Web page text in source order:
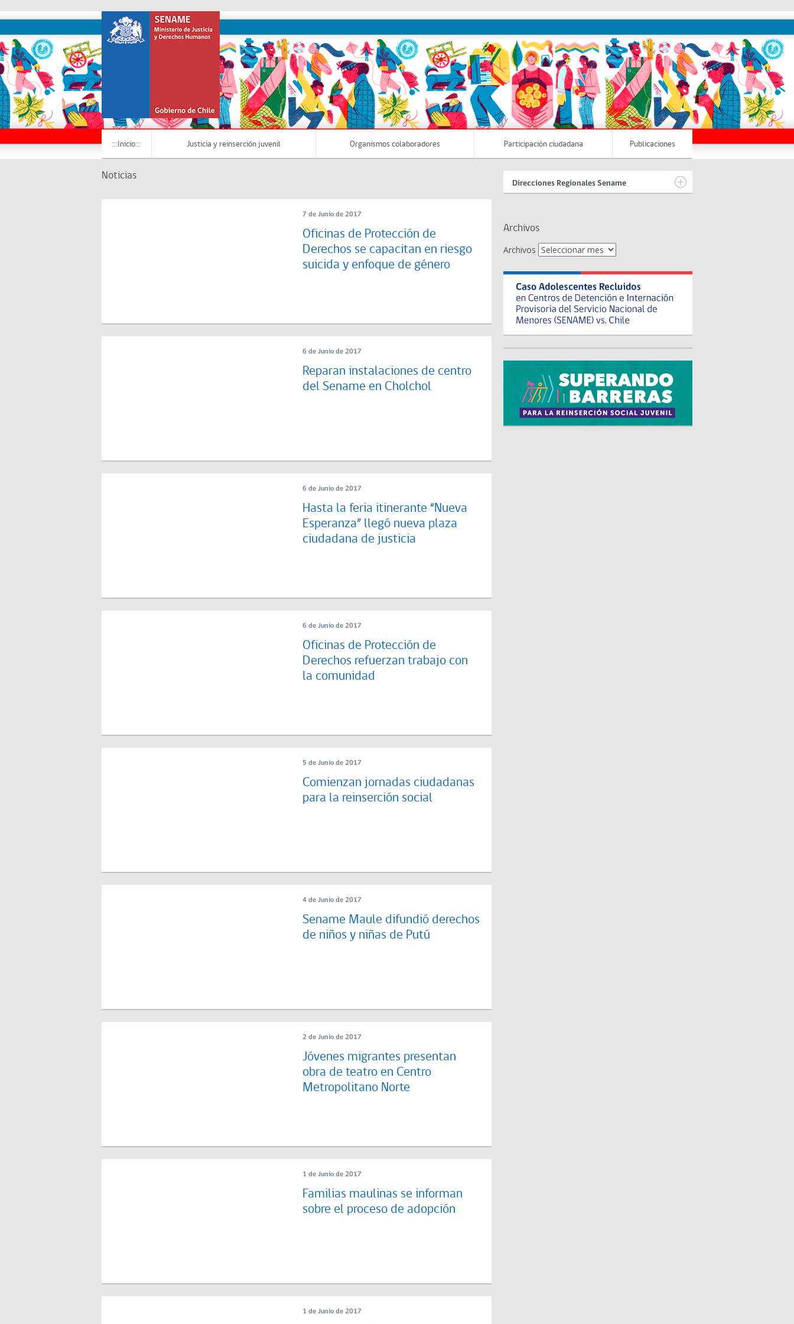
:::Inicio::: Justicia y reinserción juvenil Organismos colaboradores Participación ciudadana Publicaciones
Noticias
7 de Junio de 2017
Oficinas de Protección de
Derechos se capacitan en riesgo
suicida y enfoque de género
6 de Junio de 2017
Reparan instalaciones de centro
del Sename en Cholchol
6 de Junio de 2017
Hasta la feria itinerante “Nueva
Esperanza” llegó nueva plaza
ciudadana de justicia
6 de Junio de 2017
Oficinas de Protección de
Derechos refuerzan trabajo con
la comunidad
5 de Junio de 2017
Comienzan jornadas ciudadanas
para la reinserción social
4 de Junio de 2017
Sename Maule difundió derechos
de niños y niñas de Putú
2 de Junio de 2017
Jóvenes migrantes presentan
obra de teatro en Centro
Metropolitano Norte
1 de Junio de 2017
Familias maulinas se informan
sobre el proceso de adopción
1 de Junio de 2017
Direcciones Regionales Sename
Archivos
Archivos